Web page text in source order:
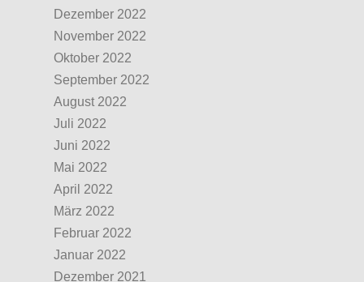
Dezember 2022
November 2022
Oktober 2022
September 2022
August 2022
Juli 2022
Juni 2022
Mai 2022
April 2022
März 2022
Februar 2022
Januar 2022
Dezember 2021